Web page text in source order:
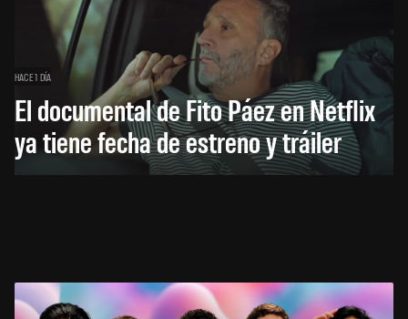
HACE 1 DÍA
El documental de Fito Páez en Netflix
ya tiene fecha de estreno y tráiler